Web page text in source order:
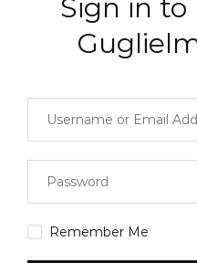
Sign in to
Remember Me